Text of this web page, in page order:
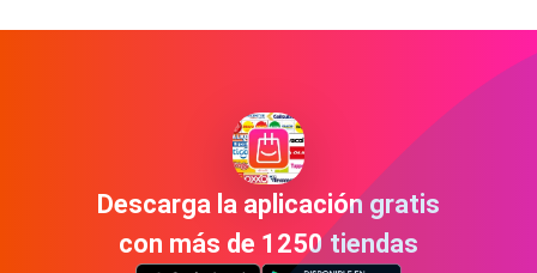
Descarga la aplicación gratis
con más de 1250 tiendas